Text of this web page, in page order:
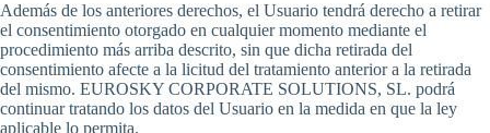
Además de los anteriores derechos, el Usuario tendrá derecho a retirar
el consentimiento otorgado en cualquier momento mediante el
procedimiento más arriba descrito, sin que dicha retirada del
consentimiento afecte a la licitud del tratamiento anterior a la retirada
del mismo. EUROSKY CORPORATE SOLUTIONS, SL. podrá
continuar tratando los datos del Usuario en la medida en que la ley
aplicable lo permita.